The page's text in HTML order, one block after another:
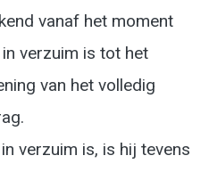
vanaf het moment
verzuim is tot het
van het volledig
verzuim is, is hij tevens